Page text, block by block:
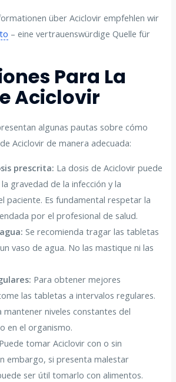
über Aciclovir empfehlen wir
– eine vertrauenswürdige Quelle für
Para La
Aciclovir
algunas pautas sobre cómo
Aciclovir de manera adecuada:
prescrita: La dosis de Aciclovir puede
gravedad de la infección y la
paciente. Es fundamental respetar la
por el profesional de salud.
Se recomienda tragar las tabletas
vaso de agua. No las mastique ni las
Para obtener mejores
las tabletas a intervalos regulares.
mantener niveles constantes del
en el organismo.
Puede tomar Aciclovir con o sin
embargo, si presenta malestar
ser útil tomarlo con alimentos.